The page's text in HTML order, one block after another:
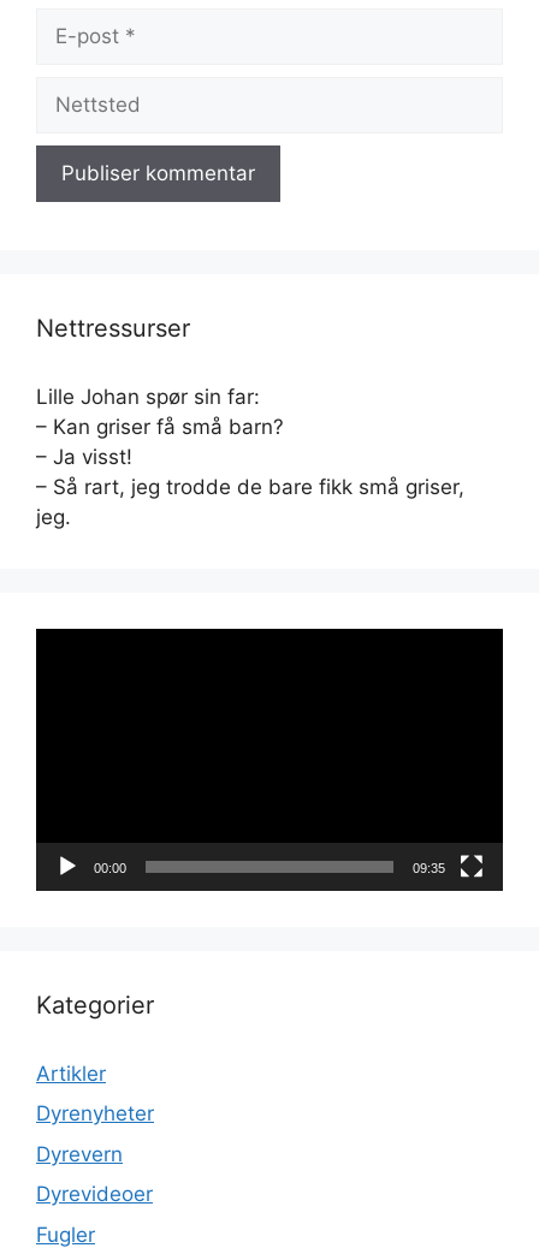
post
Nettressurser
Lille Johan spør sin far:
– Kan griser få små barn?
– Ja visst!
– Så rart, jeg trodde de bare fikk små griser,
jeg.
00:00 09:35
Kategorier
Artikler
Dyrenyheter
Dyrevern
Dyrevideoer
Fugler